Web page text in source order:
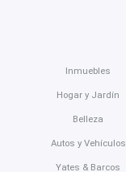
Inmuebles
Hogar y Jardín
Belleza
Autos y Vehículos
Yates & Barcos